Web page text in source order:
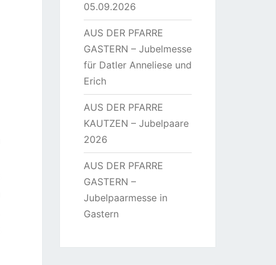
05.09.2026
AUS DER PFARRE
GASTERN – Jubelmesse
für Datler Anneliese und
Erich
AUS DER PFARRE
KAUTZEN – Jubelpaare
2026
AUS DER PFARRE
GASTERN –
Jubelpaarmesse in
Gastern